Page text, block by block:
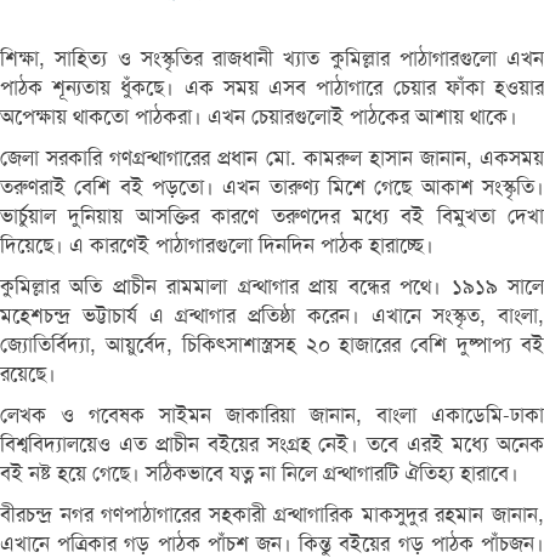
শিক্ষা, সাহিত্য ও সংস্কৃতির রাজধানী খ্যাত কুমিল্লার পাঠাগারগুলো এখন
পাঠক শূন্যতায় ধুঁকছে। এক সময় এসব পাঠাগারে চেয়ার ফাঁকা হওয়ার
অপেক্ষায় থাকতো পাঠকরা। এখন চেয়ারগুলোই পাঠকের আশায় থাকে।
জেলা সরকারি গণগ্রন্থাগারের প্রধান মো. কামরুল হাসান জানান, একসময়
তরুণরাই বেশি বই পড়তো। এখন তারুণ্য মিশে গেছে আকাশ সংস্কৃতি।
ভার্চুয়াল দুনিয়ায় আসক্তির কারণে তরুণদের মধ্যে বই বিমুখতা দেখা
দিয়েছে। এ কারণেই পাঠাগারগুলো দিনদিন পাঠক হারাচ্ছে।
কুমিল্লার অতি প্রাচীন রামমালা গ্রন্থাগার প্রায় বন্ধের পথে। ১৯১৯ সালে
মহেশচন্দ্র ভট্টাচার্য এ গ্রন্থাগার প্রতিষ্ঠা করেন। এখানে সংস্কৃত, বাংলা,
জ্যোতির্বিদ্যা, আয়ুর্বেদ, চিকিৎসাশাস্ত্রসহ ২০ হাজারের বেশি দুষ্পাপ্য বই
রয়েছে।
লেখক ও গবেষক সাইমন জাকারিয়া জানান, বাংলা একাডেমি-ঢাকা
বিশ্ববিদ্যালয়েও এত প্রাচীন বইয়ের সংগ্রহ নেই। তবে এরই মধ্যে অনেক
বই নষ্ট হয়ে গেছে। সঠিকভাবে যত্ন না নিলে গ্রন্থাগারটি ঐতিহ্য হারাবে।
বীরচন্দ্র নগর গণপাঠাগারের সহকারী গ্রন্থাগারিক মাকসুদুর রহমান জানান,
এখানে পত্রিকার গড় পাঠক পাঁচশ জন। কিন্তু বইয়ের গড় পাঠক পাঁচজন।